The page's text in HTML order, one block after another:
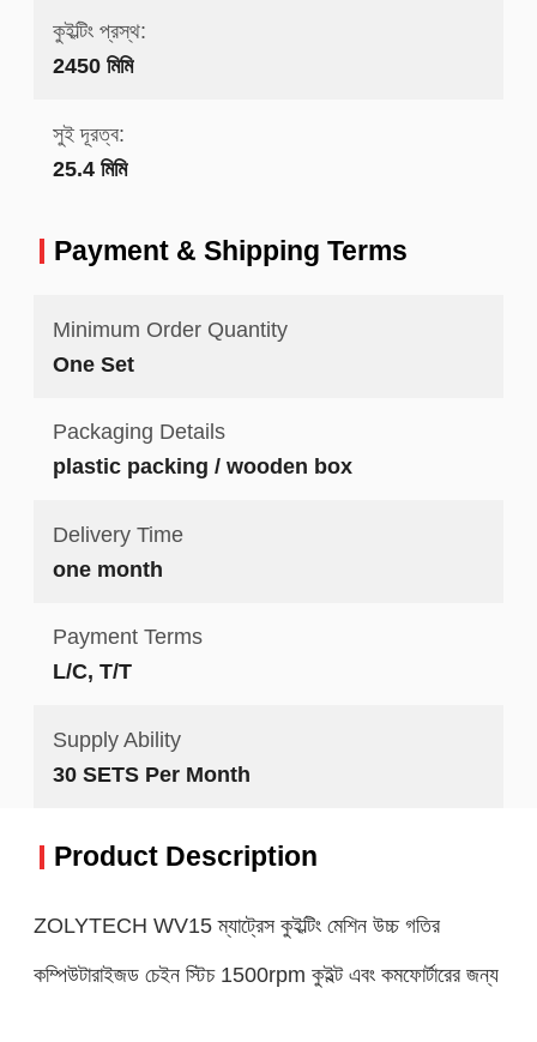
কুইল্টিং প্রস্থ:
2450 মিমি
সুই দূরত্ব:
25.4 মিমি
Payment & Shipping Terms
Minimum Order Quantity
One Set
Packaging Details
plastic packing / wooden box
Delivery Time
one month
Payment Terms
L/C, T/T
Supply Ability
30 SETS Per Month
Product Description
ZOLYTECH WV15 ম্যাট্রেস কুইল্টিং মেশিন উচ্চ গতির
কম্পিউটারাইজড চেইন স্টিচ 1500rpm কুইল্ট এবং কমফোর্টারের জন্য